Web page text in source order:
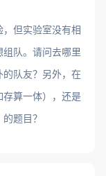
但实验室没有相
队。请问去哪里
的队友？另外，在
算一体），还是
题目？